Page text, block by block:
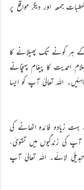
جمعہ اور دیگر مواقع پر
ہر کونے تک پھیلانے کا
احمدیت کا پیغام پہنچانے
اللہ تعالیٰ آپ کو ایسا
زیادہ فائدہ اٹھانے کی
آپ کی زندگیوں میں تقویٰ،
لائے۔ اللہ تعالیٰ آپ